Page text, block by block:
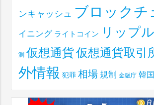
ンキャッシュ ブロックチ
イニング ライトコイン リップル
測 仮想通貨仮想通貨取引
外情報 犯罪 相場 規制 金融庁 韓国